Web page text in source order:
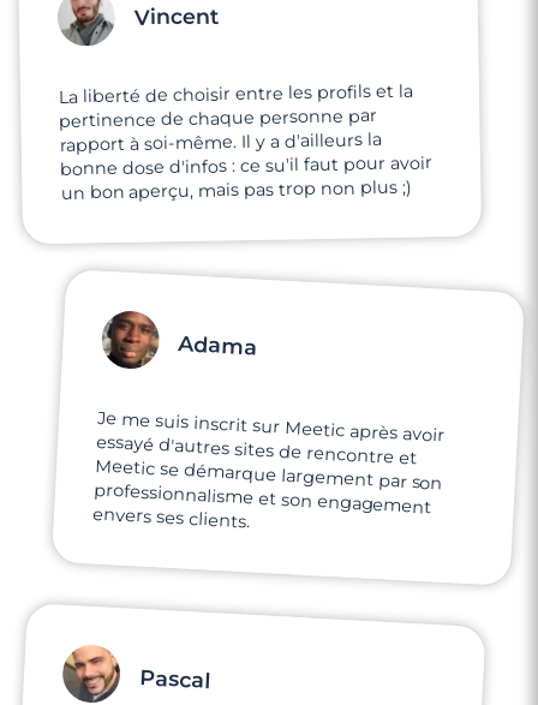
Vincent
La liberté de choisir entre les profils et la
pertinence de chaque personne par
rapport à soi-même. Il y a d'ailleurs la
bonne dose d'infos : ce su'il faut pour avoir
un bon aperçu, mais pas trop non plus ;)
Adama
Je me suis inscrit sur Meetic après avoir
essayé d'autres sites de rencontre et
Meetic se démarque largement par son
professionnalisme et son engagement
envers ses clients.
Pascal